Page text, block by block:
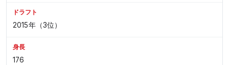
ドラフト
2015年（3位）
身長
176